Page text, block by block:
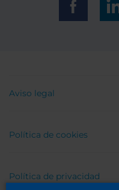
Aviso legal
Política de cookies
Política de privacidad